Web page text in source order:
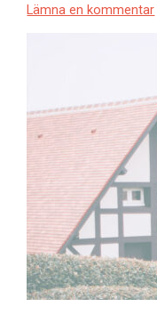
Lämna en kommentar